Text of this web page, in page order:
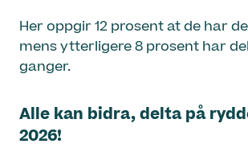
Her oppgir 12 prosent at de har
mens ytterligere 8 prosent har
ganger.
Alle kan bidra, delta på
2026!